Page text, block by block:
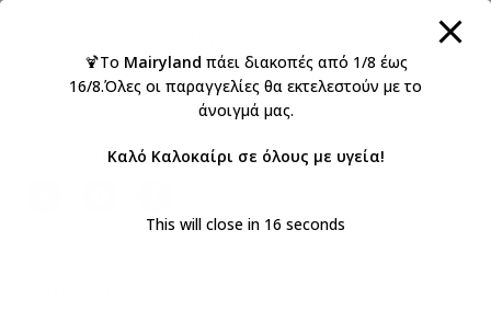
που συνεχίζει, με αγάπη, να ανταποκρίνεται σε όλες τις
νέες τάσεις της εποχής στο παιδικό υπόδημα, μέσα από
αδιάκοπη έρευνα και τεχνογνωσία.
Κοινοποιήστε:
🍹Το Mairyland πάει διακοπές από 1/8 έως
16/8.Όλες οι παραγγελίες θα εκτελεστούν με το
άνοιγμά μας.
Καλό Καλοκαίρι σε όλους με υγεία!
This will close in 15 seconds